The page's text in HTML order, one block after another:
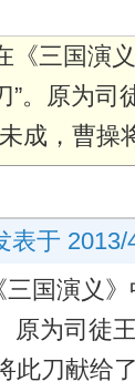
《三国演
”。原为
成，曹操
表于 2013/
三国演义
原为司
此刀献给了